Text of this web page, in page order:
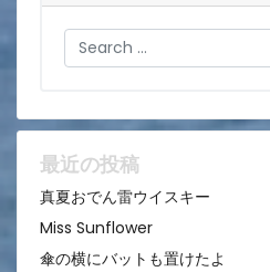
ョ
ン
Search
最近の投稿
真夏おでん雷ウイスキー
Miss Sunflower
傘の横にバットも置けたよ